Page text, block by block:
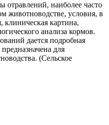
отравлений, наиболее часто
животноводстве, условия, в
клиническая картина,
анализа кормов.
дается подробная
для
(Сельское